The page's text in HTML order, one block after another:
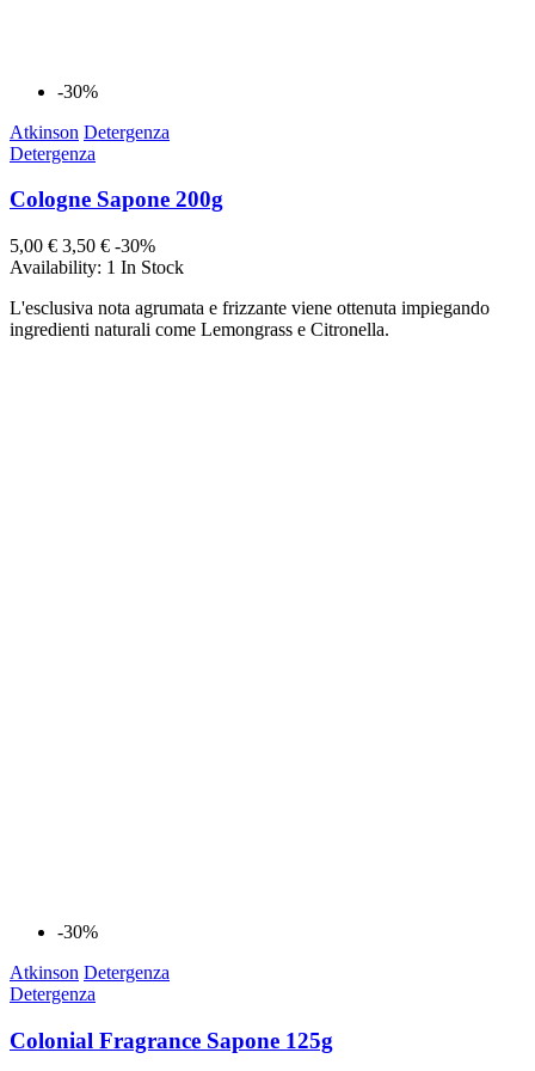
-30%
Atkinson Detergenza
Detergenza
Cologne Sapone 200g
5,00 € 3,50 € -30%
Availability: 1 In Stock
L'esclusiva nota agrumata e frizzante viene ottenuta impiegando
ingredienti naturali come Lemongrass e Citronella.
-30%
Atkinson Detergenza
Detergenza
Colonial Fragrance Sapone 125g